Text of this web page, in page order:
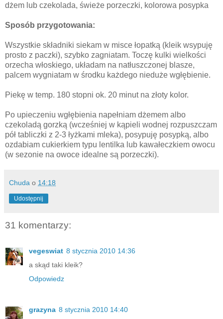
dżem lub czekolada, świeże porzeczki, kolorowa posypka
Sposób przygotowania:
Wszystkie składniki siekam w misce łopatką (kleik wsypuję
prosto z paczki), szybko zagniatam. Toczę kulki wielkości
orzecha włoskiego, układam na natłuszczonej blasze,
palcem wygniatam w środku każdego nieduże wgłębienie.
Piekę w temp. 180 stopni ok. 20 minut na złoty kolor.
Po upieczeniu wgłębienia napełniam dżemem albo
czekoladą gorzką (wcześniej w kąpieli wodnej rozpuszczam
pół tabliczki z 2-3 łyżkami mleka), posypuję posypką, albo
ozdabiam cukierkiem typu lentilka lub kawałeczkiem owocu
(w sezonie na owoce idealne są porzeczki).
Chuda o 14:18
Udostępnij
31 komentarzy:
vegeswiat 8 stycznia 2010 14:36
a skąd taki kleik?
Odpowiedz
grazyna 8 stycznia 2010 14:40